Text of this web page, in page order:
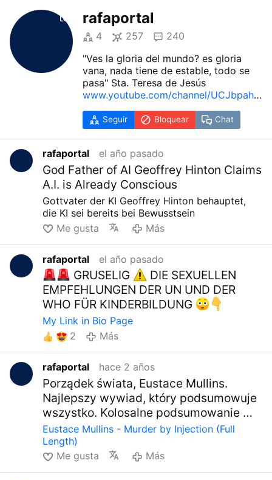
rafaportal
4 257
240
"Ves la gloria del mundo? es gloria
vana, nada tiene de estable, todo se
pasa" Sta. Teresa de Jesús
www.youtube.com/channel/UCJbpahL
Seguir Bloquear Chat
rafaportal el año pasado
God Father of AI Geoffrey Hinton Claims
A.I. is Already Conscious
Gottvater der KI Geoffrey Hinton behauptet,
die KI sei bereits bei Bewusstsein
Me gusta
Más
rafaportal el año pasado
GRUSELIG
DIE SEXUELLEN
EMPFEHLUNGEN DER UN UND DER
WHO FÜR KINDERBILDUNG
My Link in Bio Page
2
Más
rafaportal hace 2 años
Porządek świata, Eustace Mullins.
Najlepszy wywiad, który podsumowuje
wszystko. Kolosalne podsumowanie …
Eustace Mullins - Murder by Injection (Full
Length)
Me gusta
Más